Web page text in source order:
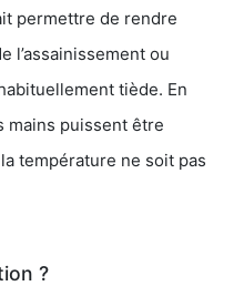
permettre de rendre
l’assainissement ou
tiède. En
mains puissent être
température ne soit pas
?